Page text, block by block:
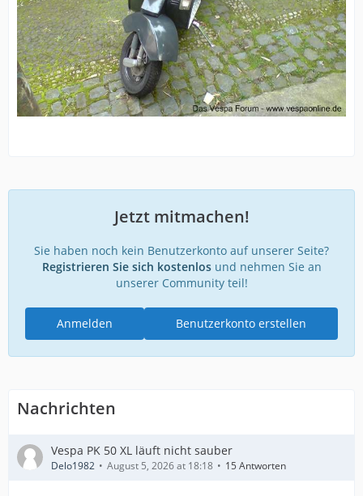
Jetzt mitmachen!
Sie haben noch kein Benutzerkonto auf unserer Seite?
Registrieren Sie sich kostenlosund nehmen Sie an
unserer Community teil!
Benutzerkonto erstellen
Anmelden
Nachrichten
Vespa PK 50 XL läuft nicht sauber
Delo1982 August 5, 2026 at 18:18 15 Antworten